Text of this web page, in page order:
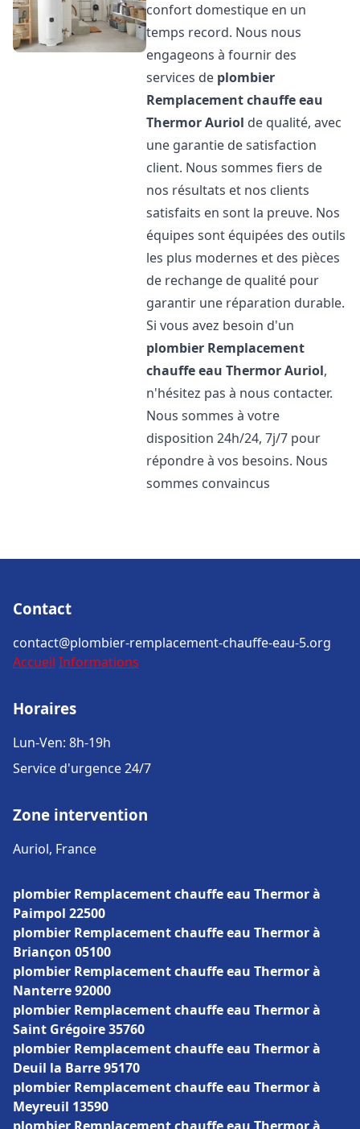
confort domestique en un
temps record. Nous nous
engageons à fournir des
services de plombier
Remplacement chauffe eau
ThermorAuriol de qualité, avec
une garantie de satisfaction
client. Nous sommes fiers de
nos résultats et nos clients
satisfaits en sont la preuve. Nos
équipes sont équipées des outils
les plus modernes et des pièces
de rechange de qualité pour
garantir une réparation durable.
Si vous avez besoin d'un
plombier Remplacement
chauffe eau ThermorAuriol,
n'hésitez pas à nous contacter.
Nous sommes à votre
disposition 24h/24, 7j/7 pour
répondre à vos besoins. Nous
sommes convaincus
Contact
contact@plombier-remplacement-chauffe-eau-5.org
Accueil Informations
Horaires
Lun-Ven: 8h-19h
Service d'urgence 24/7
Zone intervention
Auriol, France
plombier Remplacement chauffe eau Thermor à
Paimpol 22500
plombier Remplacement chauffe eau Thermor à
Briançon 05100
plombier Remplacement chauffe eau Thermor à
Nanterre 92000
plombier Remplacement chauffe eau Thermor à
Saint Grégoire 35760
plombier Remplacement chauffe eau Thermor à
Deuil la Barre 95170
plombier Remplacement chauffe eau Thermor à
Meyreuil 13590